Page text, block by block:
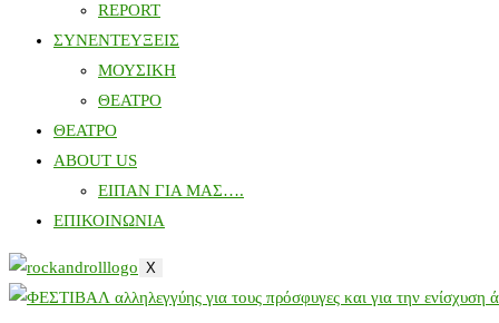
REPORT
ΣΥΝΕΝΤΕΥΞΕΙΣ
ΜΟΥΣΙΚΗ
ΘΕΑΤΡΟ
ΘΕΑΤΡΟ
ABOUT US
ΕΙΠΑΝ ΓΙΑ ΜΑΣ….
ΕΠΙΚΟΙΝΩΝΙΑ
X